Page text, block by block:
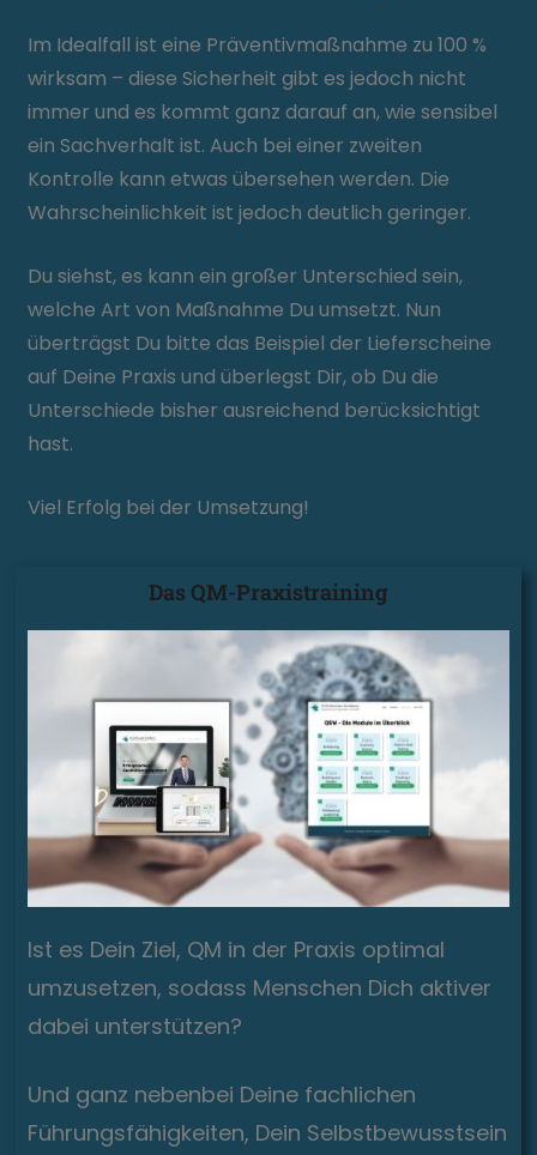
Im Idealfall ist eine Präventivmaßnahme zu 100 %
wirksam – diese Sicherheit gibt es jedoch nicht
immer und es kommt ganz darauf an, wie sensibel
ein Sachverhalt ist. Auch bei einer zweiten
Kontrolle kann etwas übersehen werden. Die
Wahrscheinlichkeit ist jedoch deutlich geringer.
Du siehst, es kann ein großer Unterschied sein,
welche Art von Maßnahme Du umsetzt. Nun
überträgst Du bitte das Beispiel der Lieferscheine
auf Deine Praxis und überlegst Dir, ob Du die
Unterschiede bisher ausreichend berücksichtigt
hast.
Viel Erfolg bei der Umsetzung!
Das QM-Praxistraining
Ist es Dein Ziel, QM in der Praxis optimal
umzusetzen, sodass Menschen Dich aktiver
dabei unterstützen?
Und ganz nebenbei Deine fachlichen
Führungsfähigkeiten, Dein Selbstbewusstsein